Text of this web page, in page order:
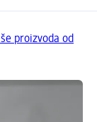
proizvoda od